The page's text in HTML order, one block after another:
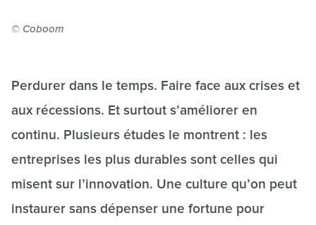
© Coboom
Perdurer dans le temps. Faire face aux crises et
aux récessions. Et surtout s’améliorer en
continu. Plusieurs études le montrent : les
entreprises les plus durables sont celles qui
misent sur l’innovation. Une culture qu’on peut
instaurer sans dépenser une fortune pour